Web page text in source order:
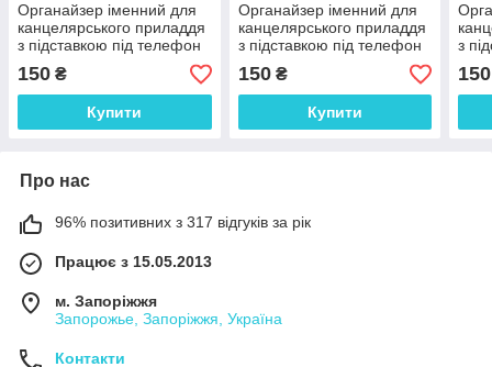
Органайзер іменний для
канцелярського приладдя
з підставкою під телефон
"З днем народження"
18.5*9 см
150 ₴
Купити
Органайзер іменний для
канцелярського приладдя
з підставкою під телефон
"Трансформер" 18.5*9 см
150₴
Купити
з
150
Про нас
96% позитивних з 317 відгуків за рік
Працює з 15.05.2013
м. Запоріжжя
Запорожье, Запоріжжя, Україна
Контакти